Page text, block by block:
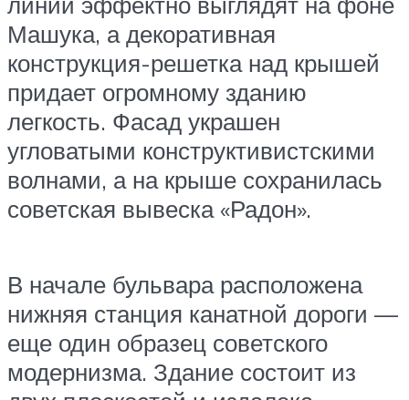
Машука, а декоративная
конструкция-решетка над крышей
придает огромному зданию
легкость. Фасад украшен
угловатыми конструктивистскими
волнами, а на крыше сохранилась
советская вывеска «Радон».
В начале бульвара расположена
нижняя станция канатной дороги —
еще один образец советского
модернизма. Здание состоит из